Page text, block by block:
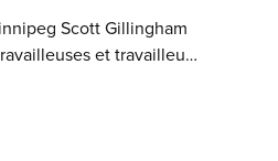
Scott Gillingham
et travailleurs